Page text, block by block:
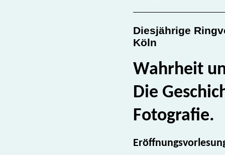
Diesjährige
Köln
Wahrheit
Die
Fotografie.